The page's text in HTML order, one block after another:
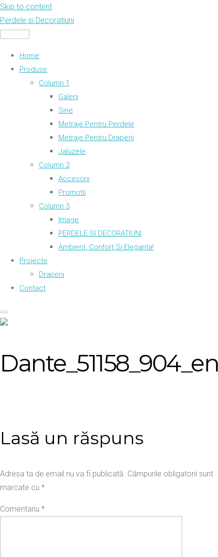
Skip to content
Perdele si Decoratiuni
Home
Produse
Column 1
Galerii
Sine
Metraje Pentru Perdele
Metraje Pentru Draperii
Jaluzele
Column 2
Accesorii
Promotii
Column 3
Image
PERDELE SI DECORATIUNI
Ambient, Confort Si Eleganta!
Proiecte
Draperii
Contact
Lasă un răspuns
Adresa ta de email nu va fi publicată. Câmpurile obligatorii sunt
marcate cu *
Comentariu *